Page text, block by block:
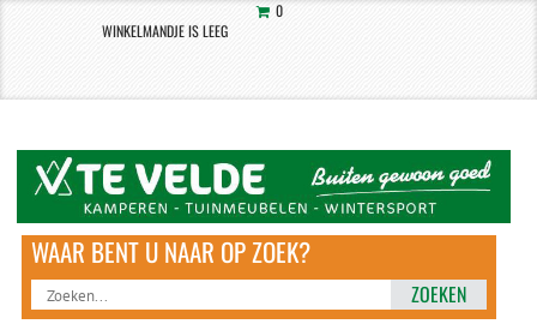
0
WINKELMANDJE IS LEEG
ZOEKEN